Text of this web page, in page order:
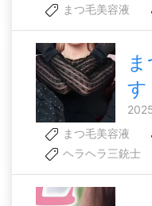
まつ毛美容液
す
まつ毛美容液
ヘラヘラ三銃士